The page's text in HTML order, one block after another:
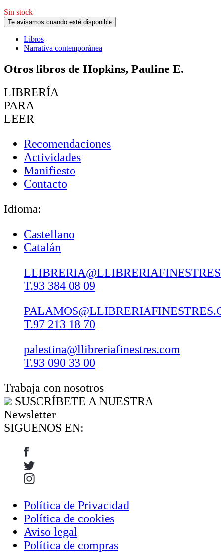
Sin stock
Te avisamos cuando esté disponible
Libros
Narrativa contemporánea
Otros libros de Hopkins, Pauline E.
LIBRERÍA
PARA
LEER
Recomendaciones
Actividades
Manifiesto
Contacto
Idioma:
Castellano
Catalán
T.93 384 08 09
T.97 213 18 70
palestina@llibreriafinestres.com
T.93 090 33 00
Trabaja con nosotros
SUSCRÍBETE A NUESTRA
Newsletter
SIGUENOS EN:
Política de Privacidad
Política de cookies
Aviso legal
Política de compras